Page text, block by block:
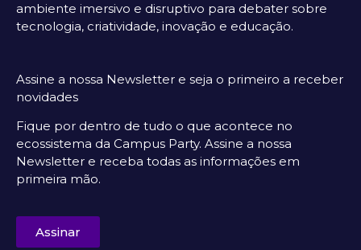
ambiente imersivo e disruptivo para debater sobre
tecnologia, criatividade, inovação e educação.
Assine a nossa Newsletter e seja o primeiro a receber
novidades
Fique por dentro de tudo o que acontece no
ecossistema da Campus Party. Assine a nossa
Newsletter e receba todas as informações em
primeira mão.
Assinar